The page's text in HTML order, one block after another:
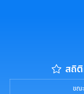
สถิ
ขณ